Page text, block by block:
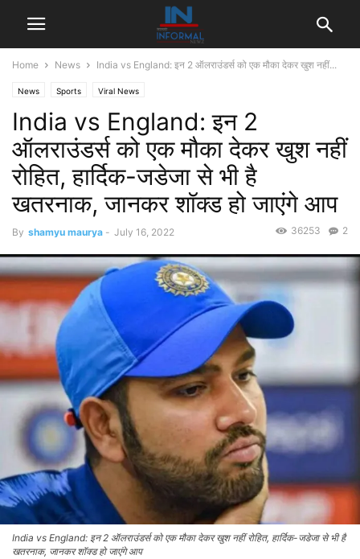
Home News India vs England: इन 2 ऑलराउंडर्स को एक मौका देकर खुश नहीं...
News Sports Viral News
India vs England: इन 2
ऑलराउंडर्स को एक मौका देकर खुश नहीं
रोहित, हार्दिक-जडेजा से भी है
खतरनाक, जानकर शॉक्ड हो जाएंगे आप
By shamyu maurya - July 16, 2022 2
36253
India vs England: इन 2 ऑलराउंडर्स को एक मौका देकर खुश नहीं रोहित, हार्दिक-जडेजा से भी है
खतरनाक, जानकर शॉक्ड हो जाएंगे आप